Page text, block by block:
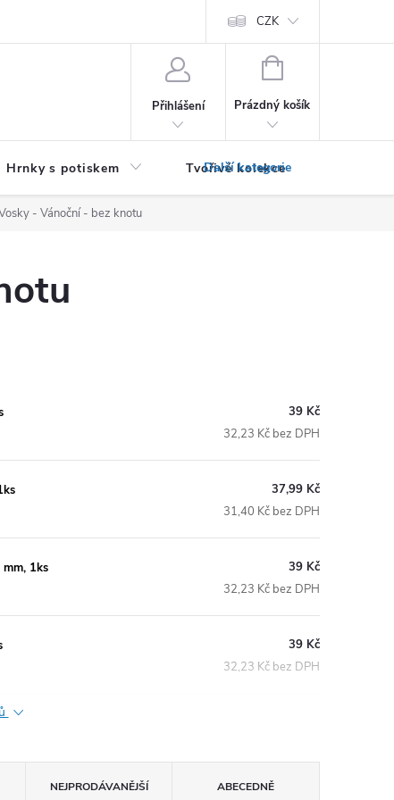
PODNIKATELE (B2B) Podmínky ochrany osobních údajů
CZK
Přihlášení
NÁKUPNÍ
Prázdný košík
Hrnky s potiskem Tvořivé kolekce
- Vánoční - bez knotu
39 Kč
32,23 Kč bez DPH
37,99 Kč
31,40 Kč bez DPH
1ks
39 Kč
32,23 Kč bez DPH
39 Kč
32,23 Kč bez DPH
NEJPRODÁVANĚJŠÍ ABECEDNĚ